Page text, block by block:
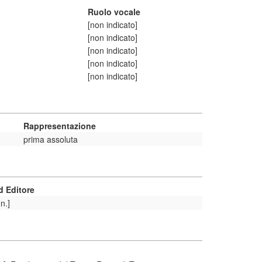
Ruolo vocale
[non indicato]
[non indicato]
[non indicato]
[non indicato]
[non indicato]
Rappresentazione
prima assoluta
Editore